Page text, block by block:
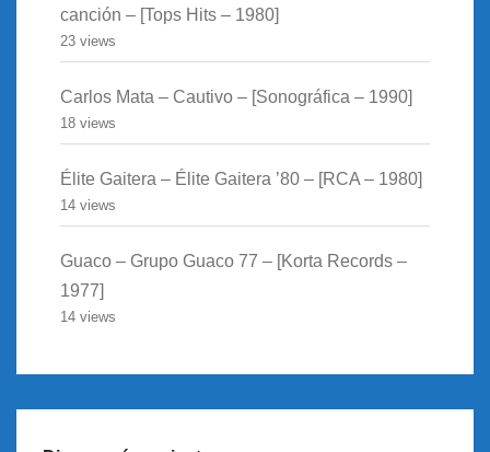
canción – [Tops Hits – 1980]
23 views
Carlos Mata – Cautivo – [Sonográfica – 1990]
18 views
Élite Gaitera – Élite Gaitera ’80 – [RCA – 1980]
14 views
Guaco – Grupo Guaco 77 – [Korta Records –
1977]
14 views